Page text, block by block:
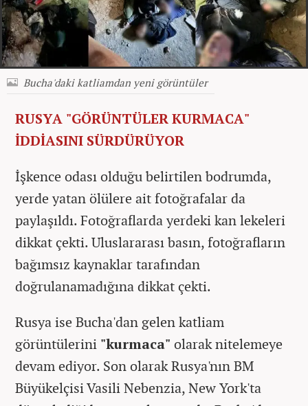
Bucha'daki katliamdan yeni görüntüler
RUSYA "GÖRÜNTÜLER KURMACA"
İDDİASINI SÜRDÜRÜYOR
İşkence odası olduğu belirtilen bodrumda,
yerde yatan ölülere ait fotoğrafalar da
paylaşıldı. Fotoğraflarda yerdeki kan lekeleri
dikkat çekti. Uluslararası basın, fotoğrafların
bağımsız kaynaklar tarafından
doğrulanamadığına dikkat çekti.
Rusya ise Bucha'dan gelen katliam
görüntülerini "kurmaca" olarak nitelemeye
devam ediyor. Son olarak Rusya'nın BM
Büyükelçisi Vasili Nebenzia, New York'ta